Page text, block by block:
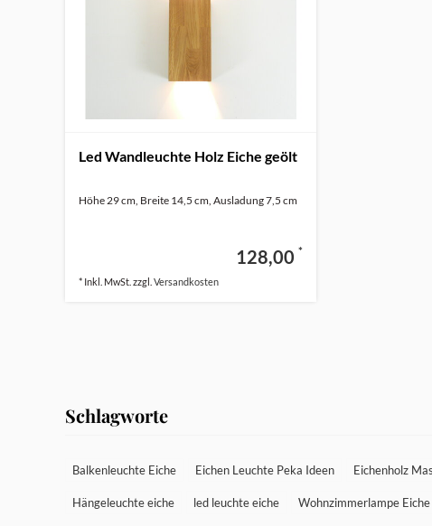
Led Wandleuchte Holz Eiche geölt
Höhe 29 cm, Breite 14,5 cm, Ausladung 7,5 cm
128,00 *
* Inkl. MwSt. zzgl. Versandkosten
Schlagworte
Balkenleuchte Eiche Eichen Leuchte Peka Ideen Eichenholz
Hängeleuchte eiche led leuchte eiche Wohnzimmerlampe Eiche